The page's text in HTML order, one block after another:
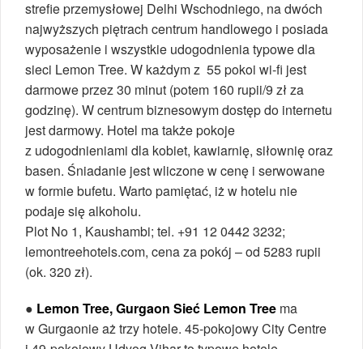
strefie przemysłowej Delhi Wschodniego, na dwóch
najwyższych piętrach centrum handlowego i posiada
wyposażenie i wszystkie udogodnienia typowe dla
sieci Lemon Tree. W każdym z 55 pokoi wi-fi jest
darmowe przez 30 minut (potem 160 rupii/9 zł za
godzinę). W centrum biznesowym dostęp do internetu
jest darmowy. Hotel ma także pokoje
z udogodnieniami dla kobiet, kawiarnię, siłownię oraz
basen. Śniadanie jest wliczone w cenę i serwowane
w formie bufetu. Warto pamiętać, iż w hotelu nie
podaje się alkoholu.
Plot No 1, Kaushambi; tel. +91 12 0442 3232;
lemontreehotels.com, cena za pokój – od 5283 rupii
(ok. 320 zł).
● Lemon Tree, Gurgaon Sieć Lemon Tree ma
w Gurgaonie aż trzy hotele. 45-pokojowy City Centre